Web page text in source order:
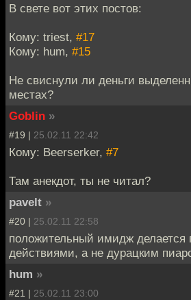
В свете вот этих постов:
Кому: triest, #17
Кому: hum, #15
Не свиснули ли деньги
местах?
Goblin »
#19 | 25.02.11 22:42
Кому: Beerserker, #7
Там анекдот, ты не читал?
pavelt »
#20 | 25.02.11 22:58
положительный имидж делается
действиями, а не дурацким
hum »
#21 | 25.02.11 23:00